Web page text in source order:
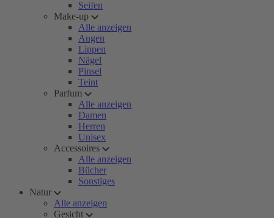
Seifen
Make-up
Alle anzeigen
Augen
Lippen
Nägel
Pinsel
Teint
Parfum
Alle anzeigen
Damen
Herren
Unisex
Accessoires
Alle anzeigen
Bücher
Sonstiges
Natur
Alle anzeigen
Gesicht